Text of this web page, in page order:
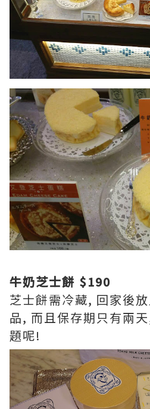
牛奶芝士餅 $190
芝士餅需冷藏, 回家後
品, 而且保存期只有兩
題呢!